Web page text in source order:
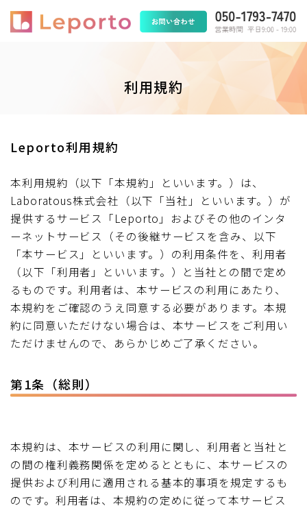
利用規約
Leporto利用規約
本利用規約（以下「本規約」といいます。）は、
Laboratous株式会社（以下「当社」といいます。）が
提供するサービス「Leporto」およびその他のインタ
ーネットサービス（その後継サービスを含み、以下
「本サービス」といいます。）の利用条件を、利用者
（以下「利用者」といいます。）と当社との間で定め
るものです。利用者は、本サービスの利用にあたり、
本規約をご確認のうえ同意する必要があります。本規
約に同意いただけない場合は、本サービスをご利用い
ただけませんので、あらかじめご了承ください。
第1条（総則）
本規約は、本サービスの利用に関し、利用者と当社と
の間の権利義務関係を定めるとともに、本サービスの
提供および利用に適用される基本的事項を規定するも
のです。利用者は、本規約の定めに従って本サービス